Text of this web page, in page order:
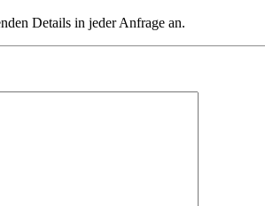
Details in jeder Anfrage an.